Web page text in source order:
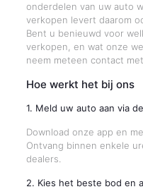
onderdelen van uw auto
verkopen levert daarom
Bent u benieuwd voor
verkopen, en wat onze
neem meteen contact
Hoe werkt het bij ons
1. Meld uw auto aan via
Download onze app en
Ontvang binnen enkele
dealers.
2. Kies het beste bod en